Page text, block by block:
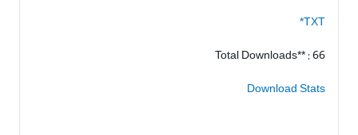
TXT*
Total Downloads** : 66
Download Stats